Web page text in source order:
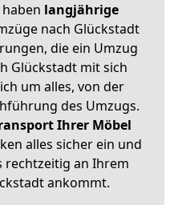
langjährige
nach Glückstadt
die ein Umzug
Glückstadt mit sich
um alles, von der
des Umzugs.
Ihrer Möbel
alles sicher ein und
rechtzeitig an Ihrem
ankommt.